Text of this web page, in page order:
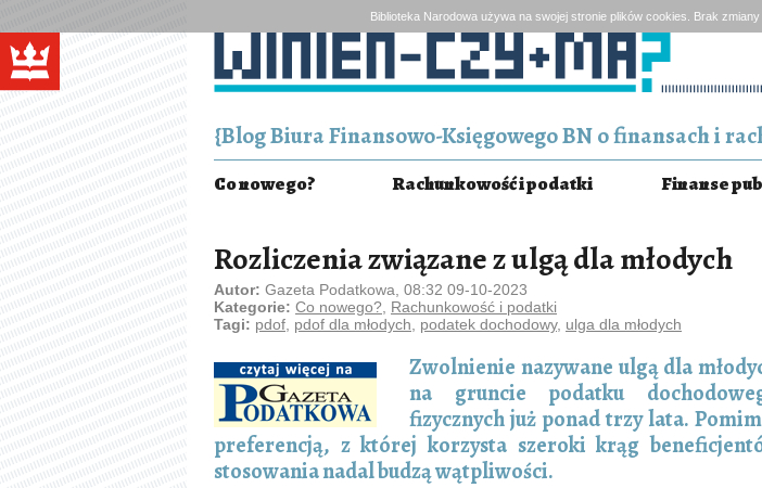
Biblioteka Narodowa używa na swojej stronie plików cookies. Brak
{Blog Biura Finansowo-Księgowego BN o finansach i
Co nowego? Rachunkowość i podatki Finanse
Rozliczenia związane z ulgą dla młodych
Autor: Gazeta Podatkowa, 08:32 09-10-2023
Kategorie: Co nowego? Rachunkowość i podatki
Tagi: pdof pdof dla młodych podatek dochodowy, ulga dla młodych
Zwolnienie nazywane ulgą dla
na gruncie podatku
fizycznych już ponad trzy lata.
preferencją, z której korzysta szeroki krąg
stosowania nadal budzą wątpliwości.